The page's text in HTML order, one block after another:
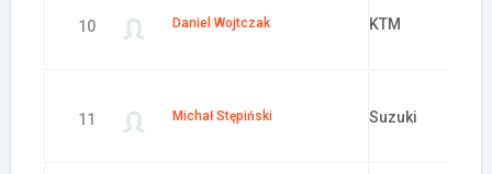
10 Daniel Wojtczak KTM
11 Michał Stępiński Suzuki